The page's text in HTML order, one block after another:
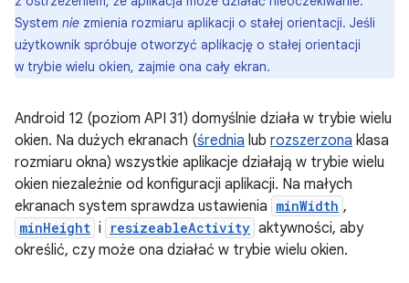
System nie zmienia rozmiaru aplikacji o stałej orientacji. Jeśli
użytkownik spróbuje otworzyć aplikację o stałej orientacji
w trybie wielu okien, zajmie ona cały ekran.
Android 12 (poziom API 31) domyślnie działa w trybie wielu
okien. Na dużych ekranach (średnia lub rozszerzona klasa
rozmiaru okna) wszystkie aplikacje działają w trybie wielu
okien niezależnie od konfiguracji aplikacji. Na małych
ekranach system sprawdza ustawienia minWidth ,
minHeight i resizeableActivity aktywności, aby
określić, czy może ona działać w trybie wielu okien.